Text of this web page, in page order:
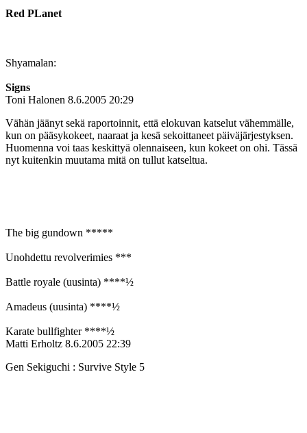
Red PLanet
Shyamalan:
Signs
Toni Halonen 8.6.2005 20:29
Vähän jäänyt sekä raportoinnit, että elokuvan katselut vähemmälle,
kun on pääsykokeet, naaraat ja kesä sekoittaneet päiväjärjestyksen.
Huomenna voi taas keskittyä olennaiseen, kun kokeet on ohi. Tässä
nyt kuitenkin muutama mitä on tullut katseltua.
The big gundown *****
Unohdettu revolverimies ***
Battle royale (uusinta) ****½
Amadeus (uusinta) ****½
Karate bullfighter ****½
Matti Erholtz 8.6.2005 22:39
Gen Sekiguchi : Survive Style 5